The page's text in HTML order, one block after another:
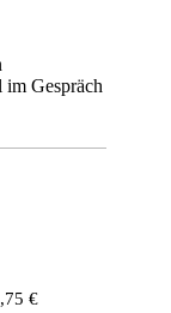
im Gespräch
€